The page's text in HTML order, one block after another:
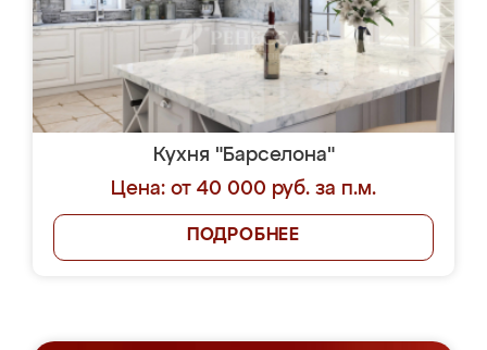
Кухня "Барселона"
Цена: от 40 000 руб. за п.м.
ПОДРОБНЕЕ